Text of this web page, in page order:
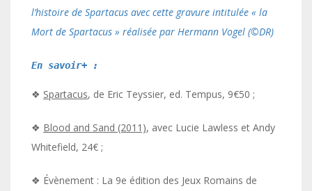
l’histoire de Spartacus avec cette gravure intitulée « la
Mort de Spartacus » réalisée par Hermann Vogel (©️DR)
En savoir+ :
❖ Spartacus, de Eric Teyssier, ed. Tempus, 9€50 ;
❖ Blood and Sand (2011), avec Lucie Lawless et Andy
Whitefield, 24€ ;
❖ Évènement : La 9e édition des Jeux Romains de